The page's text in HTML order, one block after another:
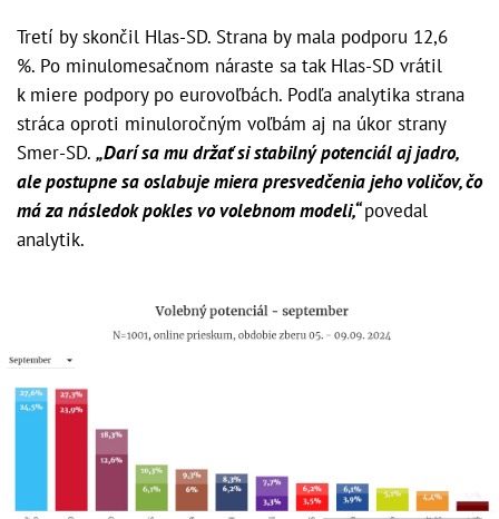
Tretí by skončil Hlas-SD. Strana by mala podporu 12,6
%. Po minulomesačnom náraste sa tak Hlas-SD vrátil
k miere podpory po eurovoľbách. Podľa analytika strana
stráca oproti minuloročným voľbám aj na úkor strany
Smer-SD. „Darí sa mu držať si stabilný potenciál aj jadro,
ale postupne sa oslabuje miera presvedčenia jeho voličov, čo
má za následok pokles vo volebnom modeli,“povedal
analytik.